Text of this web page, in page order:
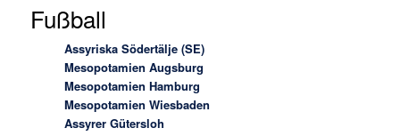
Fußball
Assyriska Södertälje (SE)
Mesopotamien Augsburg
Mesopotamien Hamburg
Mesopotamien Wiesbaden
Assyrer Gütersloh